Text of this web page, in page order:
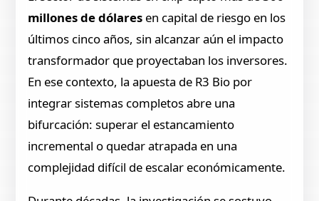
millones de dólares en capital de riesgo en los
últimos cinco años, sin alcanzar aún el impacto
transformador que proyectaban los inversores.
En ese contexto, la apuesta de R3 Bio por
integrar sistemas completos abre una
bifurcación: superar el estancamiento
incremental o quedar atrapada en una
complejidad difícil de escalar económicamente.